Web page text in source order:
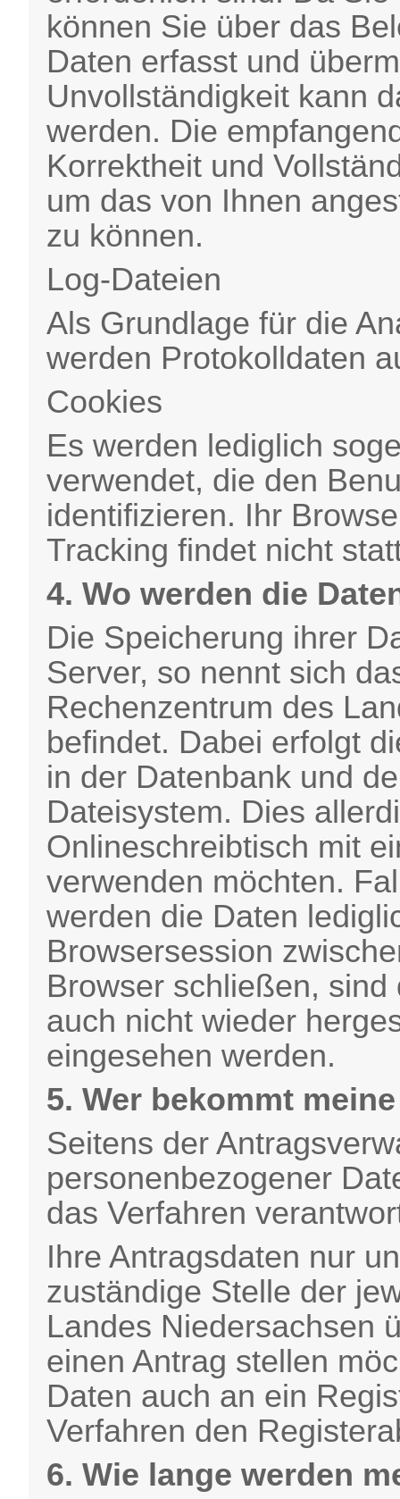
können Sie über das
Daten erfasst und
Unvollständigkeit kann
werden. Die
Korrektheit und
um das von Ihnen
zu können.
Log-Dateien
Als Grundlage für die
werden Protokolldaten
Cookies
Es werden lediglich
verwendet, die den
identifizieren. Ihr
Tracking findet nicht
4. Wo werden die
Die Speicherung ihrer
Server, so nennt sich
Rechenzentrum des
befindet. Dabei erfolgt
in der Datenbank und
Dateisystem. Dies
Onlineschreibtisch mit
verwenden möchten.
werden die Daten
Browsersession
Browser schließen,
auch nicht wieder
eingesehen werden.
5. Wer bekommt
Seitens der
personenbezogener
das Verfahren
Ihre Antragsdaten nur
zuständige Stelle der
Landes Niedersachsen
einen Antrag stellen
Daten auch an ein
Verfahren den
6. Wie lange werden